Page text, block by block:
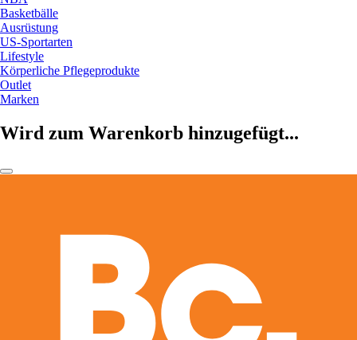
Basketbälle
Ausrüstung
US-Sportarten
Lifestyle
Körperliche Pflegeprodukte
Outlet
Marken
Wird zum Warenkorb hinzugefügt...